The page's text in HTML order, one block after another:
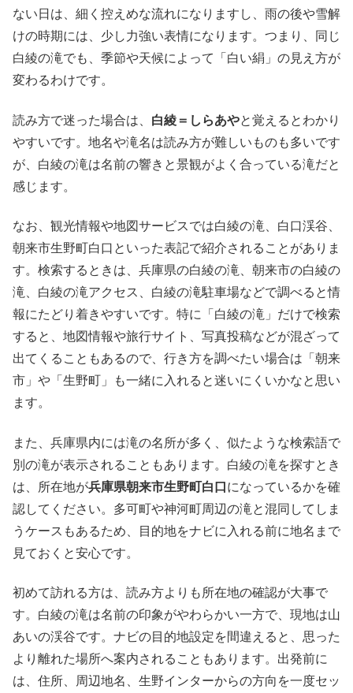
ない日は、細く控えめな流れになりますし、雨の後や雪解
けの時期には、少し力強い表情になります。つまり、同じ
白綾の滝でも、季節や天候によって「白い絹」の見え方が
変わるわけです。
読み方で迷った場合は、 白綾＝しらあやと覚えるとわかり
やすいです。地名や滝名は読み方が難しいものも多いです
が、白綾の滝は名前の響きと景観がよく合っている滝だと
感じます。
なお、観光情報や地図サービスでは白綾の滝、白口渓谷、
朝来市生野町白口といった表記で紹介されることがありま
す。検索するときは、兵庫県の白綾の滝、朝来市の白綾の
滝、白綾の滝アクセス、白綾の滝駐車場などで調べると情
報にたどり着きやすいです。特に「白綾の滝」だけで検索
すると、地図情報や旅行サイト、写真投稿などが混ざって
出てくることもあるので、行き方を調べたい場合は「朝来
市」や「生野町」も一緒に入れると迷いにくいかなと思い
ます。
また、兵庫県内には滝の名所が多く、似たような検索語で
別の滝が表示されることもあります。白綾の滝を探すとき
は、所在地が兵庫県朝来市生野町白口 になっているかを確
認してください。多可町や神河町周辺の滝と混同してしま
うケースもあるため、目的地をナビに入れる前に地名まで
見ておくと安心です。
初めて訪れる方は、読み方よりも所在地の確認が大事で
す。白綾の滝は名前の印象がやわらかい一方で、現地は山
あいの渓谷です。ナビの目的地設定を間違えると、思った
より離れた場所へ案内されることもあります。出発前に
は、住所、周辺地名、生野インターからの方向を一度セッ